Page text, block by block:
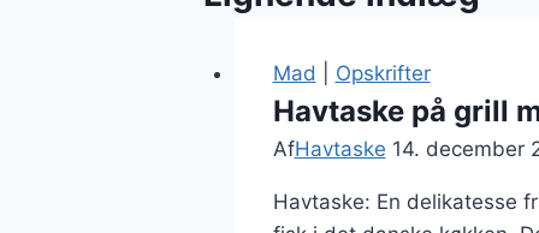
Mad Opskrifter
Havtaske på grill
AfHavtaske 14. december
Havtaske: En delikatesse